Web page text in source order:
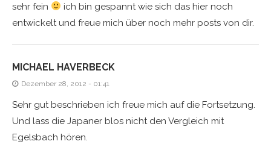
sehr fein
ich bin gespannt wie sich das hier noch
entwickelt und freue mich über noch mehr posts von dir.
MICHAEL HAVERBECK
Dezember 28, 2012 - 01:41
Sehr gut beschrieben ich freue mich auf die Fortsetzung.
Und lass die Japaner blos nicht den Vergleich mit
Egelsbach hören.